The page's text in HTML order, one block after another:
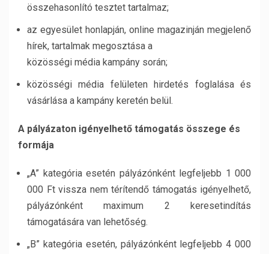
összehasonlító tesztet tartalmaz;
az egyesület honlapján, online magazinján megjelenő
hírek, tartalmak megosztása a
közösségi média kampány során;
közösségi média felületen hirdetés foglalása és
vásárlása a kampány keretén belül.
A pályázaton igényelhető támogatás összege és
formája
„A” kategória esetén pályázónként legfeljebb 1 000
000 Ft vissza nem térítendő támogatás igényelhető,
pályázónként maximum 2 keresetindítás
támogatására van lehetőség.
„B” kategória esetén, pályázónként legfeljebb 4 000